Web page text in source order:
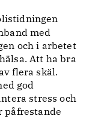
med
och i arbetet
Att ha bra
flera skäl.
god
stress och
påfrestande